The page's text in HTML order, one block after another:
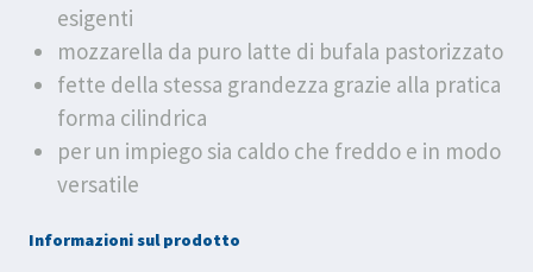
esigenti
mozzarella da puro latte di bufala pastorizzato
fette della stessa grandezza grazie alla pratica
forma cilindrica
per un impiego sia caldo che freddo e in modo
versatile
Informazioni sul prodotto